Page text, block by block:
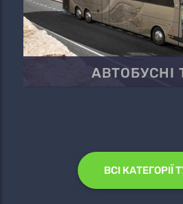
АВТОБУСНІ
ВСІ КАТЕГОРІЇ